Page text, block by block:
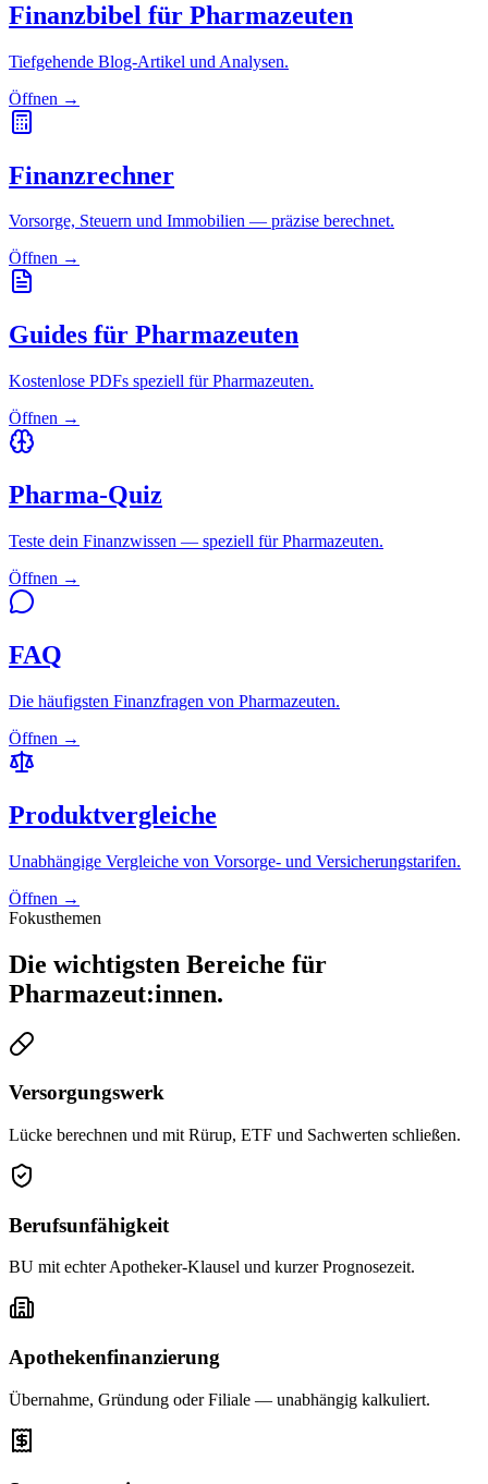
Finanzbibel für Pharmazeuten
Tiefgehende Blog-Artikel und Analysen.
Öffnen →
Finanzrechner
Vorsorge, Steuern und Immobilien — präzise berechnet.
Öffnen →
Guides für Pharmazeuten
Kostenlose PDFs speziell für Pharmazeuten.
Öffnen →
Pharma-Quiz
Teste dein Finanzwissen — speziell für Pharmazeuten.
Öffnen →
FAQ
Die häufigsten Finanzfragen von Pharmazeuten.
Öffnen →
Produktvergleiche
Unabhängige Vergleiche von Vorsorge- und Versicherungstarifen.
Öffnen →
Fokusthemen
Die wichtigsten Bereiche für
Pharmazeut:innen.
Versorgungswerk
Lücke berechnen und mit Rürup, ETF und Sachwerten schließen.
Berufsunfähigkeit
BU mit echter Apotheker-Klausel und kurzer Prognosezeit.
Apothekenfinanzierung
Übernahme, Gründung oder Filiale — unabhängig kalkuliert.